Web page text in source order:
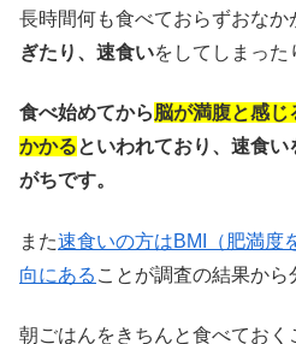
長時間何も食べておらずおなか
ぎたり、速食いをしてしまった
食べ始めてから脳が満腹と感じ
かかるといわれており、速食
がちです。
また速食いの方はBMI（肥満度
向にある ことが調査の結果から
朝ごはんをきちんと食べてお